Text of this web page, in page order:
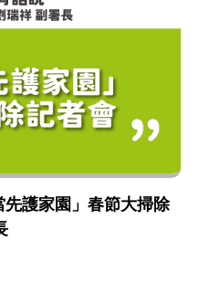
先護家園」春節大掃除